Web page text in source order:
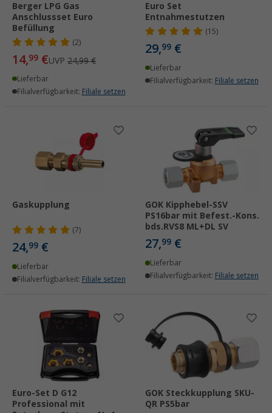
Berger LPG Gas
Anschlussset Euro
Befüllung
(2)
14,99 €UVP 24,99 €
Lieferbar
Filialverfügbarkeit: Filiale setzen
Euro Set
Entnahmestutzen
(15)
29,99 €
Lieferbar
Filialverfügbarkeit: Filiale setzen
Gaskupplung
(7)
24,99 €
Lieferbar
Filialverfügbarkeit: Filiale setzen
GOK Kipphebel-SSV
PS16bar mit Befest.-Kons.
bds.RVS8 ML+DL SV
27,99 €
Lieferbar
Filialverfügbarkeit: Filiale setzen
Euro-Set D G12
Professional mit
GOK Steckkupplung SKU-
QR PS5bar